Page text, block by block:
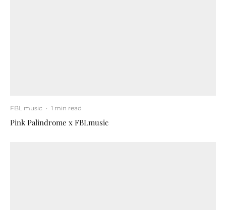
FBL music · 1 min read
Pink Palindrome x FBLmusic